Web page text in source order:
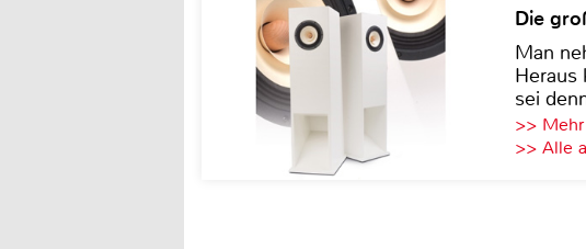
Die
Man
Heraus
sei
>>
>> Alle